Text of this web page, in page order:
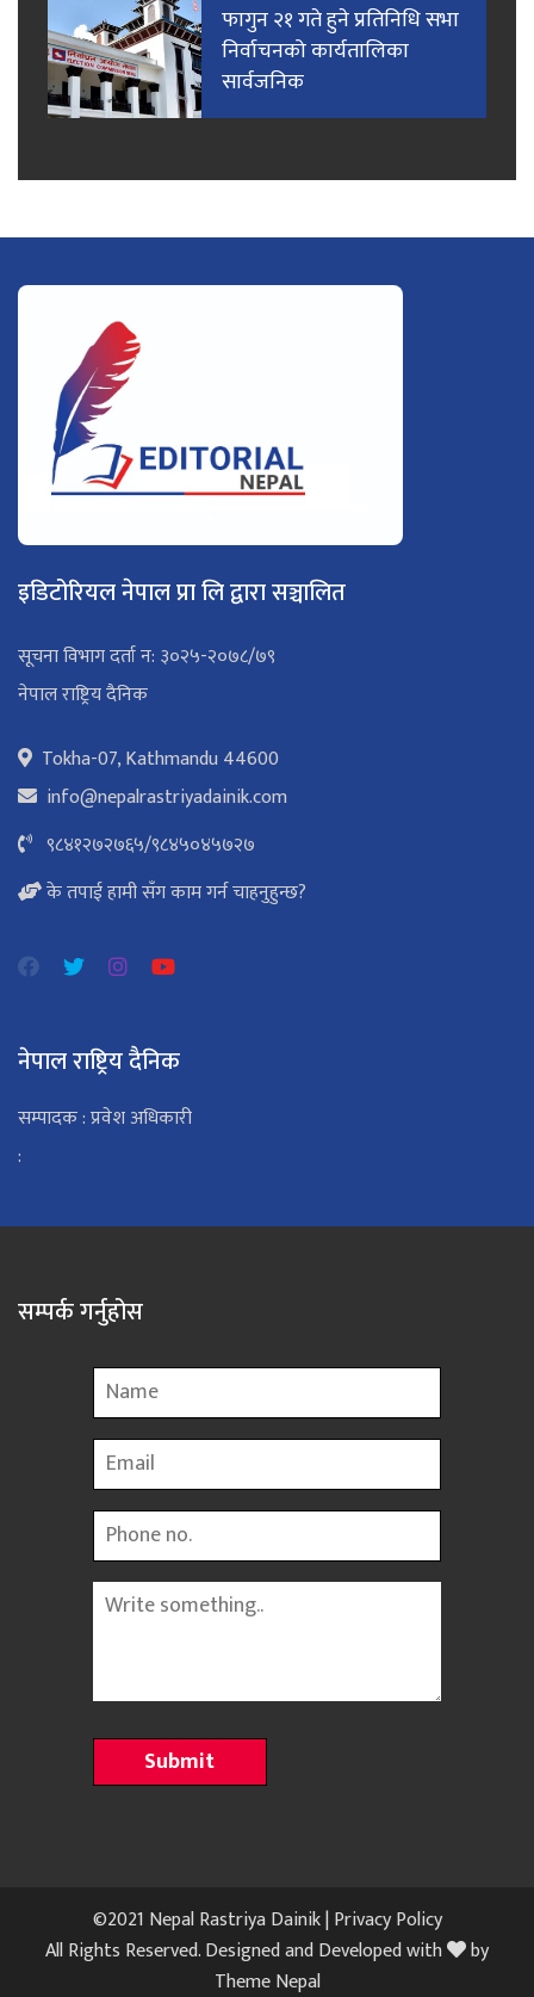
फागुन २१ गते हुने प्रतिनिधि सभा
निर्वाचनको कार्यतालिका
सार्वजनिक
इडिटोरियल नेपाल प्रा लि द्वारा सञ्चालित
सूचना विभाग दर्ता न: ३०२५-२०७८/७९
नेपाल राष्ट्रिय दैनिक
Tokha-07, Kathmandu 44600
info@nepalrastriyadainik.com
९८४१२७२७६५/९८४५०४५७२७
के तपाई हामी सँग काम गर्न चाहनुहुन्छ?
नेपाल राष्ट्रिय दैनिक
सम्पादक : प्रवेश अधिकारी
:
सम्पर्क गर्नुहोस
Name
Email
Phone
Message
©2021 Nepal Rastriya Dainik |Privacy Policy
All Rights Reserved. Designed and Developed with
by
Theme Nepal